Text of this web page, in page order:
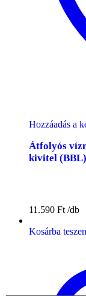
Hozzáadás a
Átfolyós
kivitel (BBL)
11.590 Ft
Kosárba